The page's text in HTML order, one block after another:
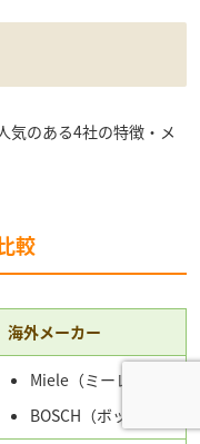
気のある4社の特徴・メ
較
海外メーカー
Miele（ミーレ）
BOSCH（ボッシュ）